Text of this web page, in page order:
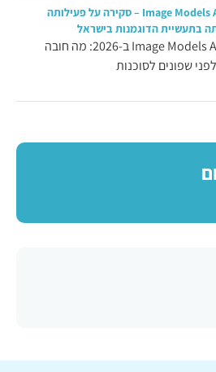
Image Models Agency – סקירה על פעילותה
בתעשיית הדוגמנות בישראל
Image Models Agency ב-2026: מה חובה
שפונים לסוכנות